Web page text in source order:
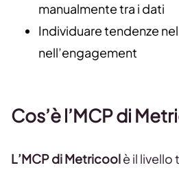
manualmente tra i dati
Individuare tendenze
nell’engagement
Cos’è l’MCP di
L’MCP di Metricoolè il livello